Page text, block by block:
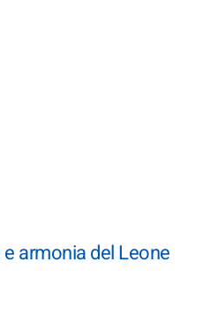
armonia del Leone